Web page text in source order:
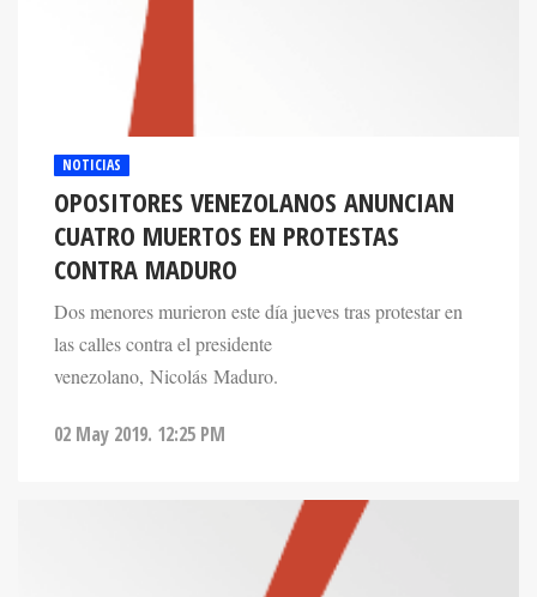
NOTICIAS
OPOSITORES VENEZOLANOS ANUNCIAN
CUATRO MUERTOS EN PROTESTAS
CONTRA MADURO
Dos menores murieron este día jueves tras protestar en
las calles contra el presidente
venezolano, Nicolás Maduro.
02 May 2019. 12:25 PM